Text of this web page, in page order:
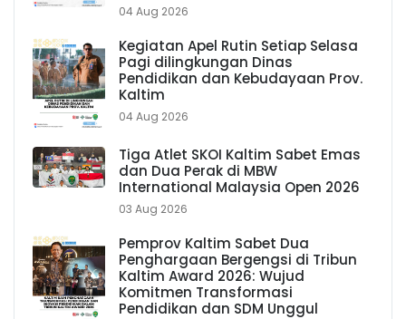
04 Aug 2026
Kegiatan Apel Rutin Setiap Selasa
Pagi dilingkungan Dinas
Pendidikan dan Kebudayaan Prov.
Kaltim
04 Aug 2026
Tiga Atlet SKOI Kaltim Sabet Emas
dan Dua Perak di MBW
International Malaysia Open 2026
03 Aug 2026
Pemprov Kaltim Sabet Dua
Penghargaan Bergengsi di Tribun
Kaltim Award 2026: Wujud
Komitmen Transformasi
Pendidikan dan SDM Unggul